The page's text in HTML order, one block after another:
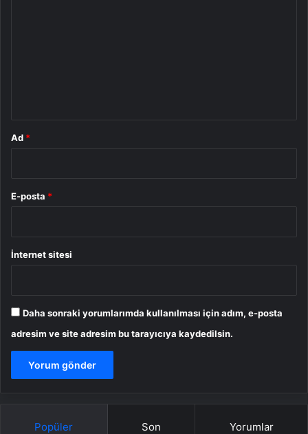
Ad *
E-posta *
İnternet sitesi
Daha sonraki yorumlarımda kullanılması için adım, e-posta
adresim ve site adresim bu tarayıcıya kaydedilsin.
Popüler Son Yorumlar